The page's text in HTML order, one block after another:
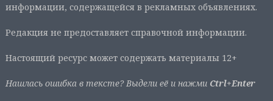
информации, содержащейся в рекламных объявлениях.
Редакция не предоставляет справочной информации.
Настоящий ресурс может содержать материалы 12+
Нашлась ошибка в тексте? Выдели её и нажми Ctrl+Enter